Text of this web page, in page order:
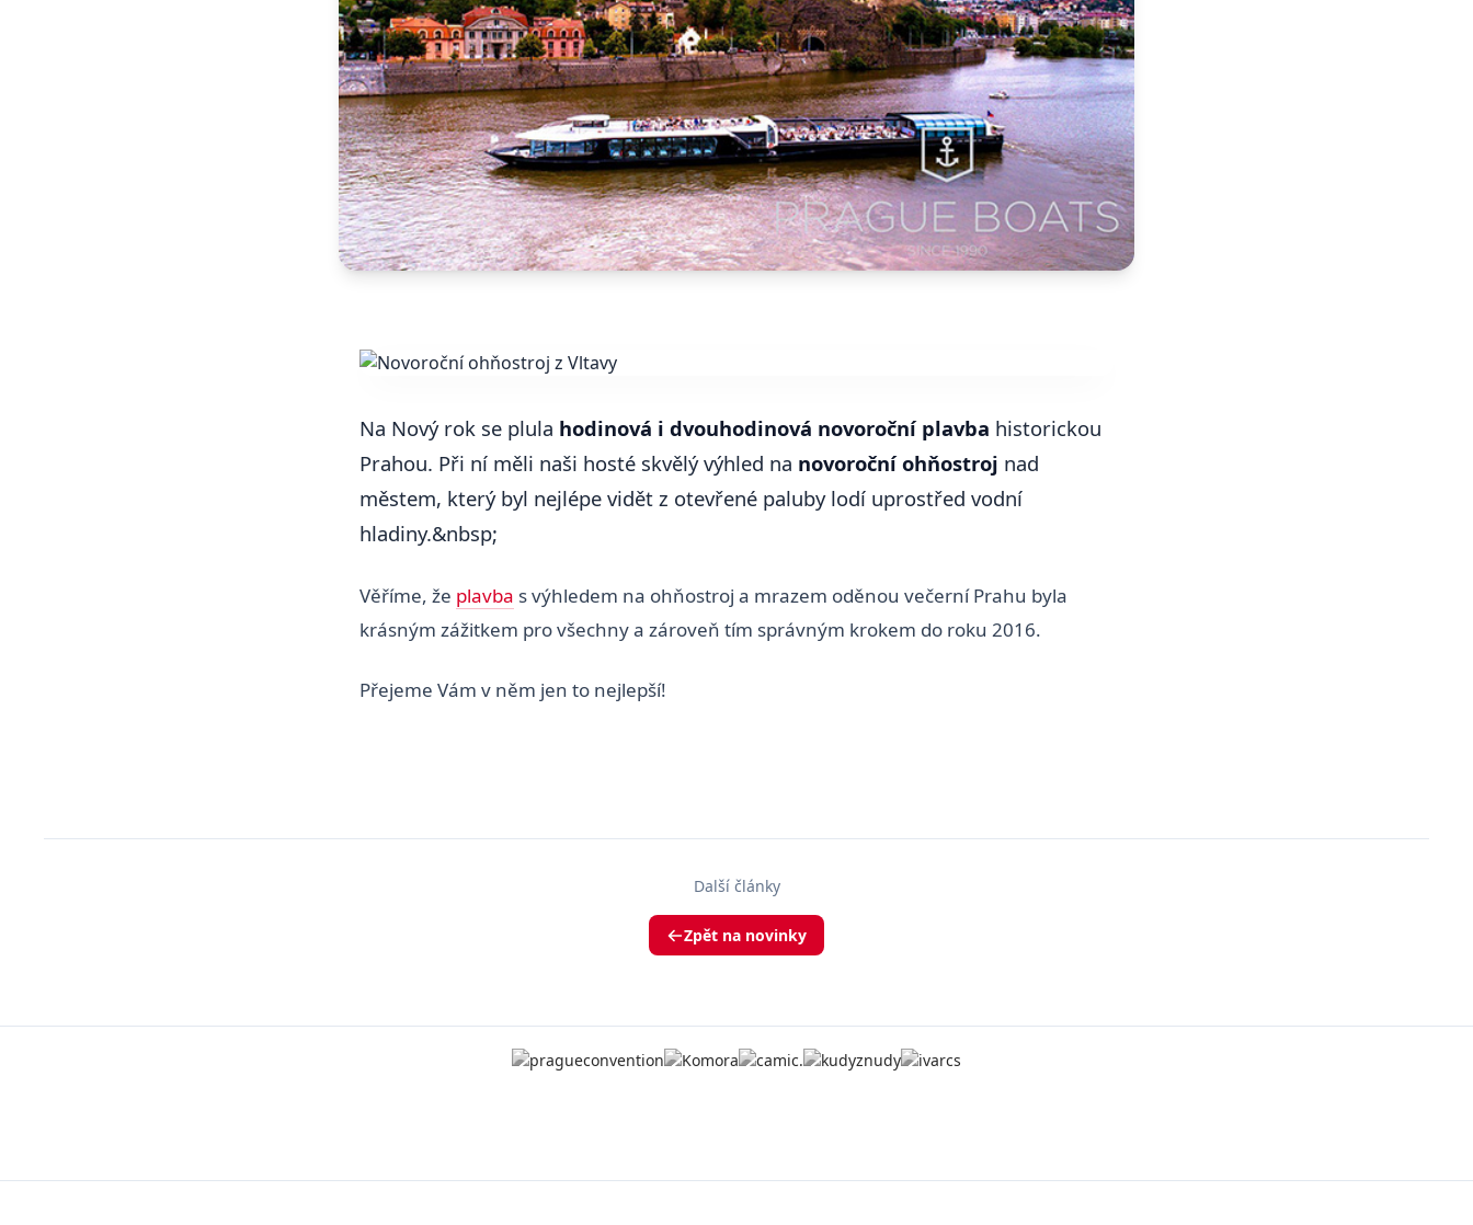
Na Nový rok se plula hodinová i dvouhodinová novoroční plavba historickou
Prahou. Při ní měli naši hosté skvělý výhled na novoroční ohňostroj nad
městem, který byl nejlépe vidět z otevřené paluby lodí uprostřed vodní
hladiny.&nbsp;
Věříme, že plavba s výhledem na ohňostroj a mrazem oděnou večerní Prahu byla
krásným zážitkem pro všechny a zároveň tím správným krokem do roku 2016.
Přejeme Vám v něm jen to nejlepší!
Další články
Zpět na novinky